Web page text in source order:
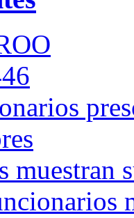
muestran